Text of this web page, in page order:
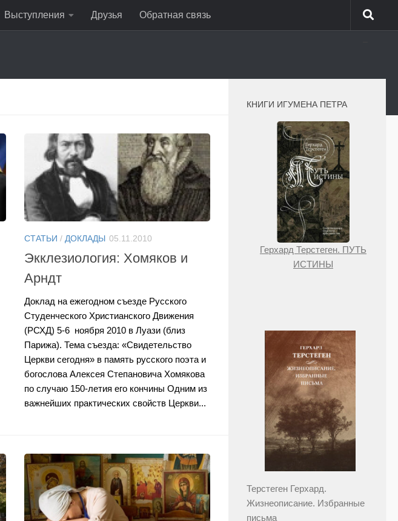
Выступления Друзья Обратная связь
СТАТЬИ / ДОКЛАДЫ 05.11.2010
Экклезиология: Хомяков и
Арндт
Доклад на ежегодном съезде Русского
Студенческого Христианского Движения
(РСХД) 5-6 ноября 2010 в Луази (близ
Парижа). Тема съезда: «Свидетельство
Церкви сегодня» в память русского поэта и
богослова Алексея Степановича Хомякова
по случаю 150-летия его кончины Одним из
важнейших практических свойств Церкви...
КНИГИ ИГУМЕНА ПЕТРА
Герхард Терстеген. ПУТЬ
ИСТИНЫ
Терстеген Герхард.
Жизнеописание. Избранные
письма